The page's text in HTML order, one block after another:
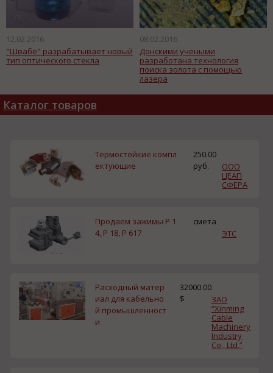
12.02.2016
"Швабе" разрабатывает новый
тип оптического стекла
08.02.2016
Донскими учеными
разработана технология
поиска золота с помощью
лазера
Каталог товаров
Термостойкие компл
ектующие
250.00
руб.
ООО
ЦЕАП
СФЕРА
Продаем зажимы P 1
4, P 18, P 617
смета
ЭТС
Расходный матер
иал для кабельно
й промышленност
и
32000.00
$
ЗАО
“Xinming
Cable
Machinery
Industry
Co., Ltd.”